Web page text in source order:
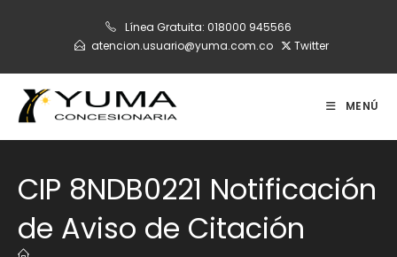
Línea Gratuita: 018000 945566
atencion.usuario@yuma.com.co
Twitter
MENÚ
CIP 8NDB0221 Notificación
de Aviso de Citación